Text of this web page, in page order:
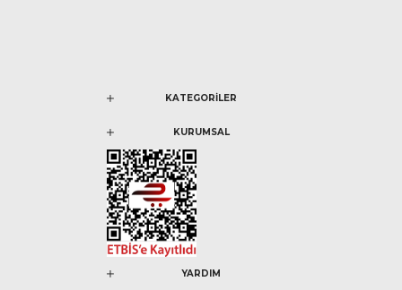
KATEGORİLER
KURUMSAL
YARDIM